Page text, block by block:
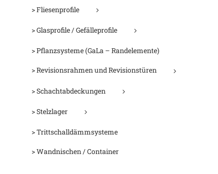
> Fliesenprofile
> Glasprofile / Gefälleprofile
> Pflanzsysteme (GaLa – Randelemente)
> Revisionsrahmen und Revisionstüren
> Schachtabdeckungen
> Stelzlager
> Trittschalldämmsysteme
> Wandnischen / Container